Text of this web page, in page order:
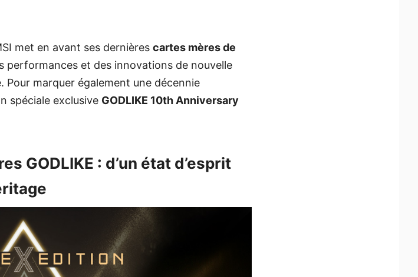
met en avant ses dernières cartes mères de
performances et des innovations de nouvelle
marquer également une décennie
spéciale exclusive GODLIKE 10th Anniversary
GODLIKE : d’un état d’esprit